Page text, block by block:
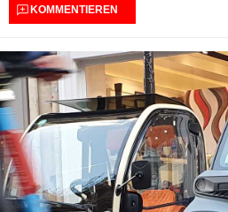
KOMMENTIEREN